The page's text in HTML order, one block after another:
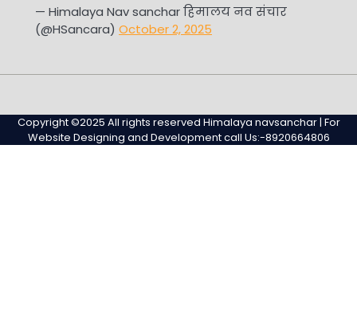
— Himalaya Nav sanchar हिमालय नव संचार
(@HSancara) October 2, 2025
(no
title)
Policy
Page
Page
Copyright ©2025 All rights reserved Himalaya navsanchar | For
Website Designing and Development call Us:-8920664806